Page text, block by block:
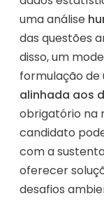
uma análise
das questões
disso, um
formulação de
alinhada aos
obrigatório na
candidato
com a
oferecer
desafios